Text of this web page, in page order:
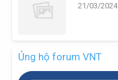
21/03/2024
Ủng hộ forum VNT